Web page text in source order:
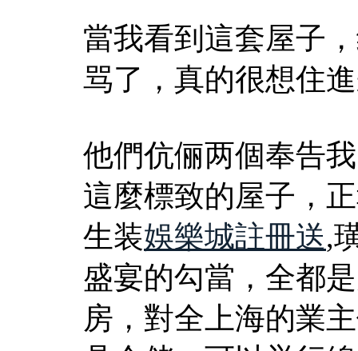
當我看到這套屋子
骂了，真的很想住
他們伉俪两個奉告
這麼標致的屋子，
生装娛樂城註冊送,
盛宴的勾當，全都
房，對全上海的業